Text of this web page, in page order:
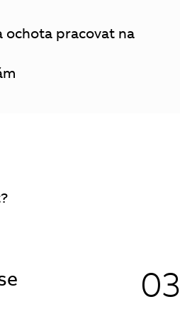
ochota pracovat na
03